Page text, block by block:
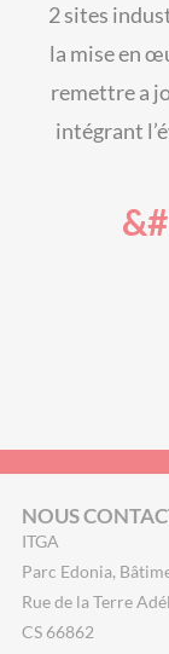
2 sites
la mise en
remettre a
intégrant
NOUS
ITGA
Parc Edonia,
Rue de la Terre
CS 66862